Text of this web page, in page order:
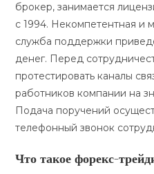
брокер, занимается
с 1994. Некомпетентная и
служба поддержки
денег. Перед
протестировать каналы
работников компании на
Подача поручений
телефонный звонок
Что такое форекс-